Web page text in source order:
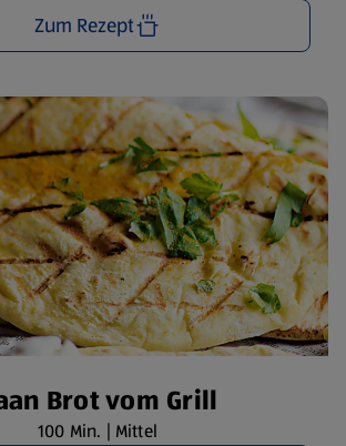
Zum Rezept
Brot vom Grill
100 Min. | Mittel